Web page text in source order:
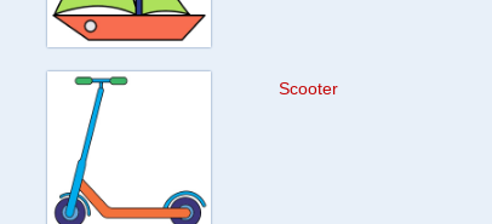
Scooter